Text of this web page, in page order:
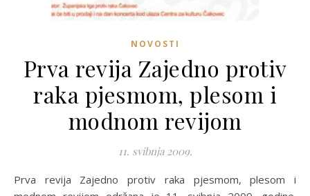
NOVOSTI
Prva revija Zajedno protiv
raka pjesmom, plesom i
modnom revijom
11. svibnja 2009.
Prva revija Zajedno protiv raka pjesmom, plesom i